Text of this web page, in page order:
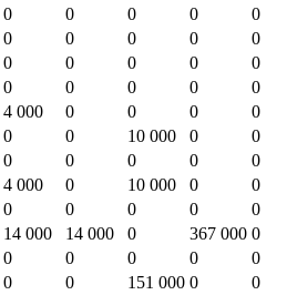
0 0 0 0 0
0 0 0 0 0
0 0 0 0 0
0 0 0 0 0
4 000 0 0 0 0
0 0 10 000 0 0
0 0 0 0 0
4 000 0 10 000 0 0
0 0 0 0 0
14 000 14 000 0 367 000 0
0 0 0 0 0
0 0 151 000 0 0